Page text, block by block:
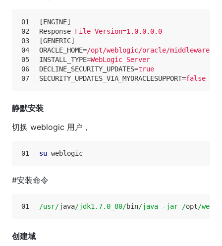
[ENGINE]
Response File Version=1.0.0.0.0
[GENERIC]
ORACLE_HOME=/opt/weblogic/oracle/middleware
INSTALL_TYPE=WebLogic Server
DECLINE_SECURITY_UPDATES=true
SECURITY_UPDATES_VIA_MYORACLESUPPORT=false
静默安装
切换 weblogic 用户，
su weblogic
#安装命令
/usr/java/jdk1.7.0_80/bin/java -jar /opt/
创建域